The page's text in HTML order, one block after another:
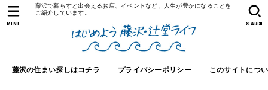
藤沢で暮らすと出会えるお店、イベントなど、人生が豊かになることを
ご紹介しています。
藤沢の住まい探しはコチラ プライバシーポリシー このサイトにつ
SEARCH
MENU